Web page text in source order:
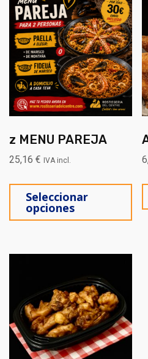
z MENU PAREJA
25,16 € IVA incl.
Seleccionar
opciones